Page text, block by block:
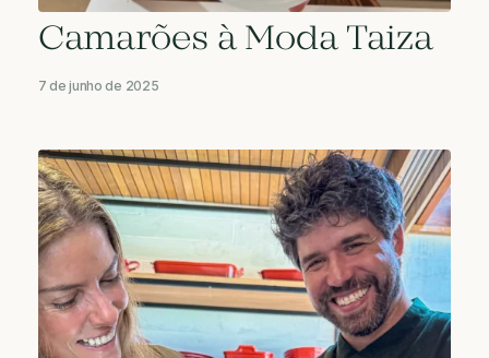
Camarões à Moda Taiza
7 de junho de 2025